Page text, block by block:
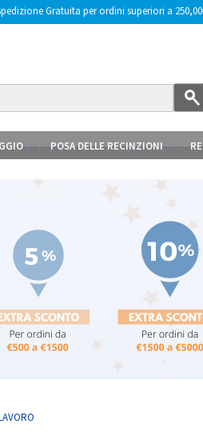
Gratuita per ordini superiori a
POSA DELLE RECINZIONI